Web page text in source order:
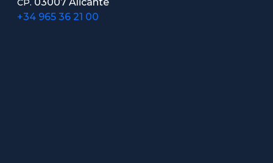
CP. 03007 Alicante
+34 965 36 21 00